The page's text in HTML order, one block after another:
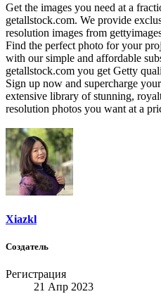
Get the images you need at a
getallstock.com. We provide
resolution images from
Find the perfect photo for your
with our simple and affordable
getallstock.com you get Getty
Sign up now and supercharge
extensive library of stunning,
resolution photos you want at a
Xiazkl
Создатель
Регистрация
21 Апр 2023